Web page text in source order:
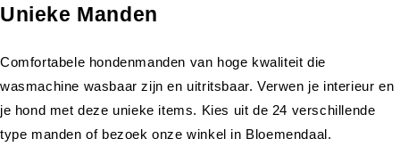
Unieke Manden
Comfortabele hondenmanden van hoge kwaliteit die
wasmachine wasbaar zijn en uitritsbaar. Verwen je interieur en
je hond met deze unieke items. Kies uit de 24 verschillende
type manden of bezoek onze winkel in Bloemendaal.